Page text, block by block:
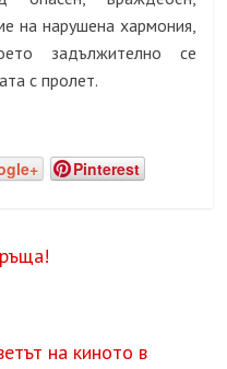
на нарушена хармония,
задължително се
с пролет.
Pinterest
на киното в